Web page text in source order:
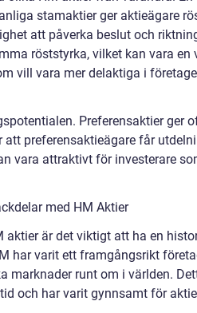
stamaktier ger aktieägare
att påverka beslut och
röststyrka, vilket kan vara en
vill vara mer delaktiga i
Preferensaktier ger
preferensaktieägare får
vara attraktivt för investerare
med HM Aktier
aktier är det viktigt att ha en
har varit ett framgångsrikt
marknader runt om i världen.
och har varit gynnsamt för